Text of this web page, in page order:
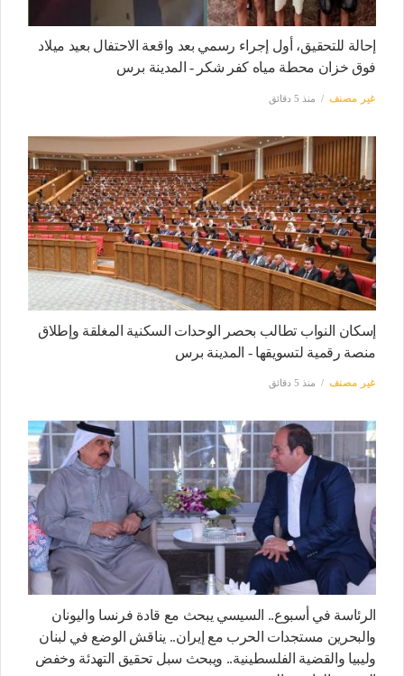
إحالة للتحقيق، أول إجراء رسمي بعد واقعة الاحتفال بعيد ميلاد
فوق خزان محطة مياه كفر شكر - المدينة برس
غير مصنف منذ 5 دقائق
إسكان النواب تطالب بحصر الوحدات السكنية المغلقة وإطلاق
منصة رقمية لتسويقها - المدينة برس
غير مصنف منذ 5 دقائق
الرئاسة في أسبوع.. السيسي يبحث مع قادة فرنسا واليونان
والبحرين مستجدات الحرب مع إيران.. يناقش الوضع في لبنان
وليبيا والقضية الفلسطينية.. ويبحث سبل تحقيق التهدئة وخفض